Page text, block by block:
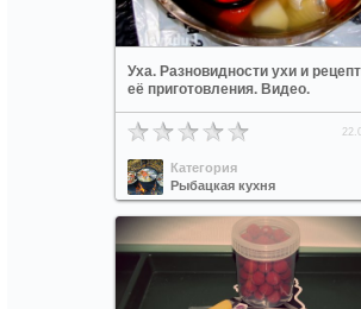
Уха. Разновидности ухи и
её приготовления. Видео.
Категория
Рыбацкая кухня